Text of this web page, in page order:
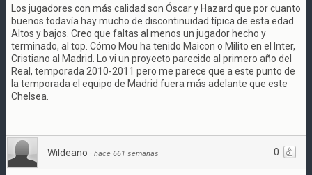
Los jugadores con más calidad son Óscar y Hazard que por cuanto
buenos todavía hay mucho de discontinuidad típica de esta edad.
Altos y bajos. Creo que faltas al menos un jugador hecho y
terminado, al top. Cómo Mou ha tenido Maicon o Milito en el Inter,
Cristiano al Madrid. Lo vi un proyecto parecido al primero año del
Real, temporada 2010-2011 pero me parece que a este punto de
la temporada el equipo de Madrid fuera más adelante que este
Chelsea.
0
Wildeano · hace 661 semanas